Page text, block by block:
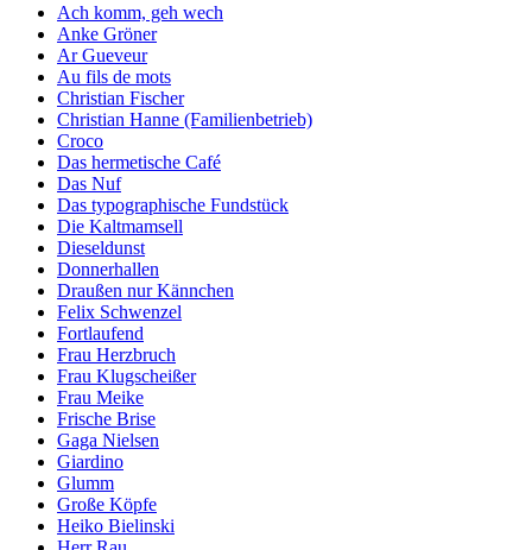
Ach komm, geh wech
Anke Gröner
Ar Gueveur
Au fils de mots
Christian Fischer
Christian Hanne (Familienbetrieb)
Croco
Das hermetische Café
Das Nuf
Das typographische Fundstück
Die Kaltmamsell
Dieseldunst
Donnerhallen
Draußen nur Kännchen
Felix Schwenzel
Fortlaufend
Frau Herzbruch
Frau Klugscheißer
Frau Meike
Frische Brise
Gaga Nielsen
Giardino
Glumm
Große Köpfe
Heiko Bielinski